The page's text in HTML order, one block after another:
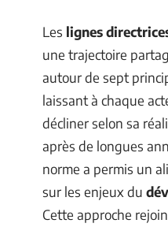
Les lignes
une trajectoire
autour de sept
laissant à chaque
décliner selon sa
après de longues
norme a permis un
sur les enjeux du
Cette approche